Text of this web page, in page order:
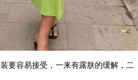
容易接受，一来有露肤的缓解，二